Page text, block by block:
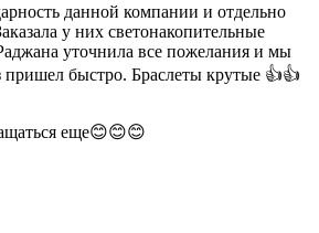
данной компании и отдельно
у них светонакопительные
уточнила все пожелания и мы
пришел быстро. Браслеты крутые 👍👍
еще😊😊😊